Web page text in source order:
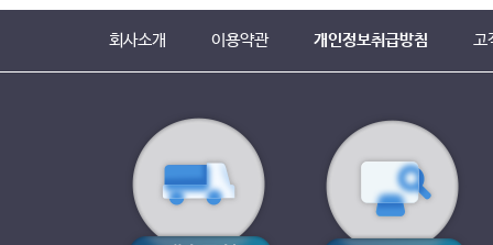
회사소개 이용약관 개인정보취급방침 고